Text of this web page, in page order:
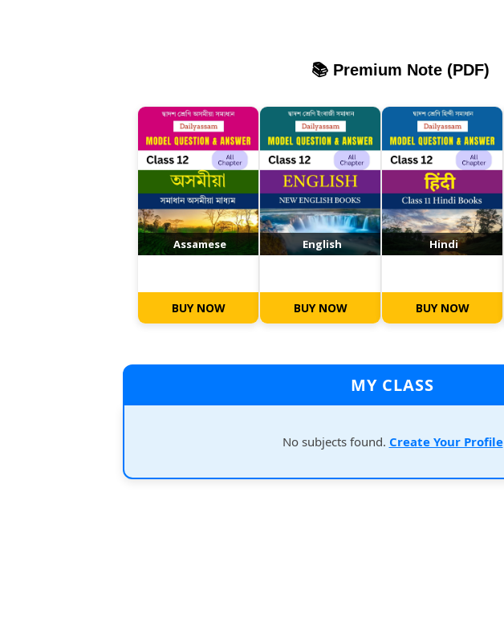
📚 Premium Note (PDF)
Assamese
BUY NOW
English
BUY NOW
Hindi
BUY NOW
MY CLASS
No subjects found. Create Your Profile